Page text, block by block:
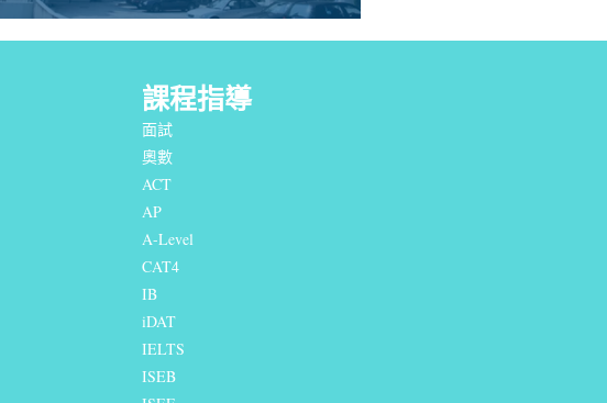
課程指導
面試
奧數
ACT
AP
A-Level
CAT4
IB
iDAT
IELTS
ISEB